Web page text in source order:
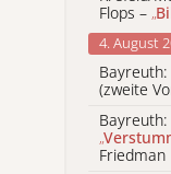
Flops – „
4. August
Bayreuth:
(zweite
„
Friedman